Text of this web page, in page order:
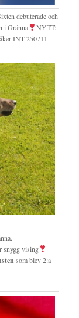
debuterade och
i Gränna
NYTT:
INT 250711
snygg vising
som blev 2:a